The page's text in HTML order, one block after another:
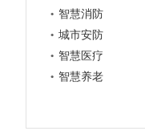
智慧消防
城市安防
智慧医疗
智慧养老